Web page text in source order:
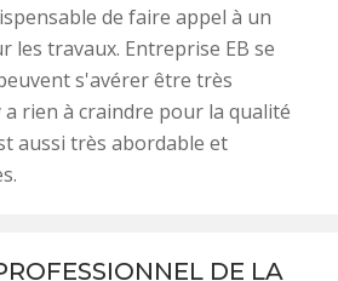
de faire appel à un
travaux. Entreprise EB se
s'avérer être très
rien à craindre pour la qualité
aussi très abordable et
DE LA